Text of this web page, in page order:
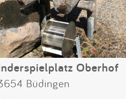
Oberhof
Büdingen